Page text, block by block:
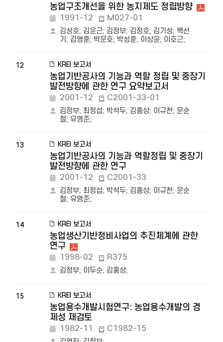
농업구조개선을 위한 농지제도 정립방향
1991-12 M027-01
김성호; 김운근; 김정부; 김정호; 김기성; 백선
기 ; 김영훈; 박문호; 박성훈; 이상윤; 이호근;
12 KREI 보고서
농업기반공사의 기능과 역할 정립 및 중장기
발전방향에 관한 연구 요약보고서
2001-12 C2001-33-01
김정부; 최정섭; 박석두; 김홍상; 이규천; 문순
철; 유영준;
13 KREI 보고서
농업기반공사의 기능과 역할정립 및 중장기
발전방향에 관한 연구
2001-12 C2001-33
김정부; 최정섭; 박석두; 김홍상; 이규천; 문순
철; 유영준;
14 KREI 보고서
농업생산기반정비사업의 추진체계에 관한
연구
1998-02 R375
김정부; 이두순; 김홍상;
15 KREI 보고서
농업용수개발시험연구: 농업용수개발의 경
제성 재검토
1982-11 C1982-15